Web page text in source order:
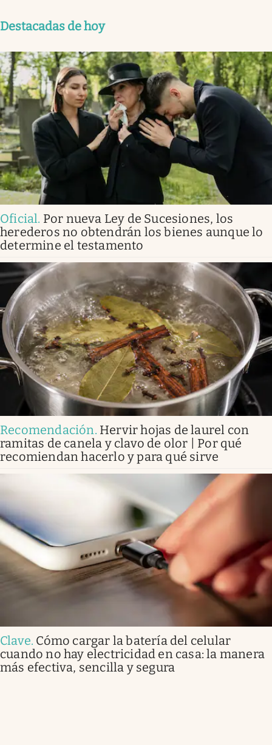
Destacadas de hoy
Oficial. Por nueva Ley de Sucesiones, los
herederos no obtendrán los bienes aunque lo
determine el testamento
Recomendación. Hervir hojas de laurel con
ramitas de canela y clavo de olor | Por qué
recomiendan hacerlo y para qué sirve
Clave. Cómo cargar la batería del celular
cuando no hay electricidad en casa: la manera
más efectiva, sencilla y segura